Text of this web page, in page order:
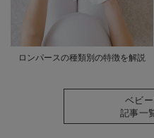
ロンパースの種類別の特徴を解説
ベビ
記事一